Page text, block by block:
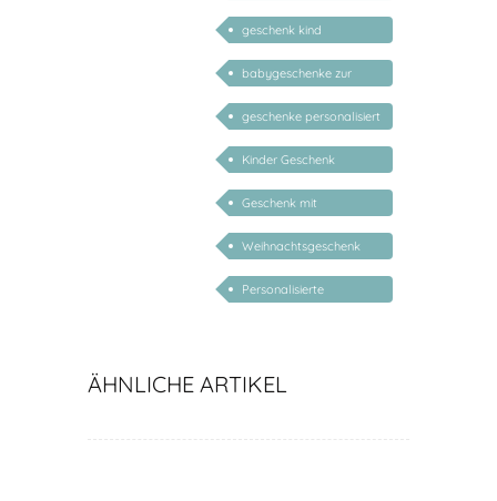
mädchen
geschenk kind
personalisiert
babygeschenke zur
geburt personalisiert
geschenke personalisiert
kinder
Kinder Geschenk
Weihnachten
Geschenk mit
persönlichem Namen
Weihnachtsgeschenk
Kind
Personalisierte
ÄHNLICHE ARTIKEL